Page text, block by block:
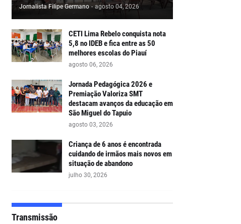
Jornalista Filipe Germano - agosto 04, 2026
CETI Lima Rebelo conquista nota
5,8 no IDEB e fica entre as 50
melhores escolas do Piauí
agosto 06, 2026
Jornada Pedagógica 2026 e
Premiação Valoriza SMT
destacam avanços da educação em
São Miguel do Tapuio
agosto 03, 2026
Criança de 6 anos é encontrada
cuidando de irmãos mais novos em
situação de abandono
julho 30, 2026
Transmissão